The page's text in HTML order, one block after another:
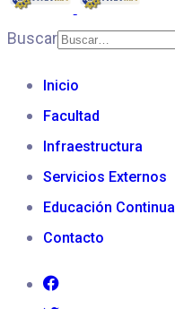
Buscar
Inicio
Facultad
Infraestructura
Servicios Externos
Educación Continua
Contacto